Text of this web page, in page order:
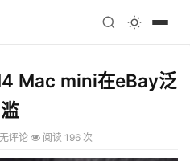
Mac mini在eBay泛
滥
评论 阅读 196 次